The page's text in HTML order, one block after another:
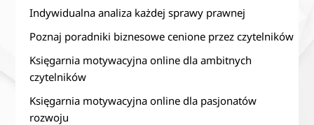
Indywidualna analiza każdej sprawy prawnej
Poznaj poradniki biznesowe cenione przez czytelników
Księgarnia motywacyjna online dla ambitnych
czytelników
Księgarnia motywacyjna online dla pasjonatów
rozwoju